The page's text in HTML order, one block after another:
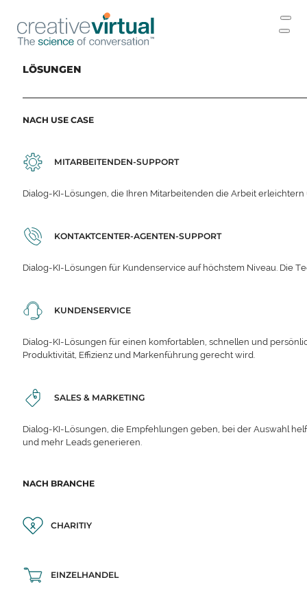
LÖSUNGEN
NACH USE CASE
MITARBEITENDEN-SUPPORT
Dialog-KI-Lösungen, die Ihren Mitarbeitenden die Arbeit
KONTAKTCENTER-AGENTEN-SUPPORT
Dialog-KI-Lösungen für Kundenservice auf höchstem Niveau. Die
KUNDENSERVICE
Dialog-KI-Lösungen für einen komfortablen, schnellen und
Produktivität, Effizienz und Markenführung gerecht wird.
SALES & MARKETING
Dialog-KI-Lösungen, die Empfehlungen geben, bei der Auswahl
und mehr Leads generieren.
NACH BRANCHE
CHARITIY
EINZELHANDEL